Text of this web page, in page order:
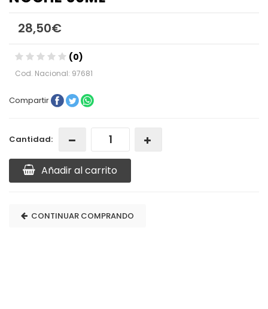
28,50€
(0)
Cod. Nacional: 97681
Compartir
Cantidad:
Añadir al carrito
CONTINUAR COMPRANDO